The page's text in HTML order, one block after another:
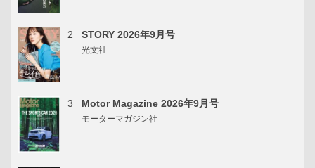
2 STORY 2026年9月号
光文社
3 Motor Magazine 2026年9月号
モーターマガジン社